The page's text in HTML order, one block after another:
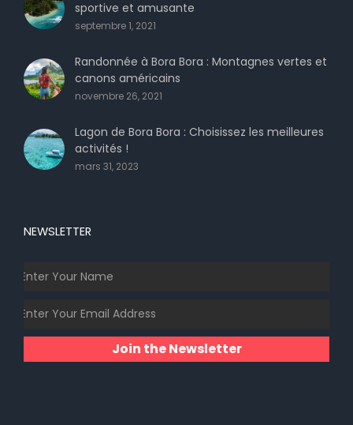
sportive et amusante
septembre 1, 2021
Randonnée à Bora Bora : Montagnes vertes et
canons américains
novembre 26, 2021
Lagon de Bora Bora : Choisissez les meilleures
activités !
mars 31, 2023
NEWSLETTER
Join the Newsletter